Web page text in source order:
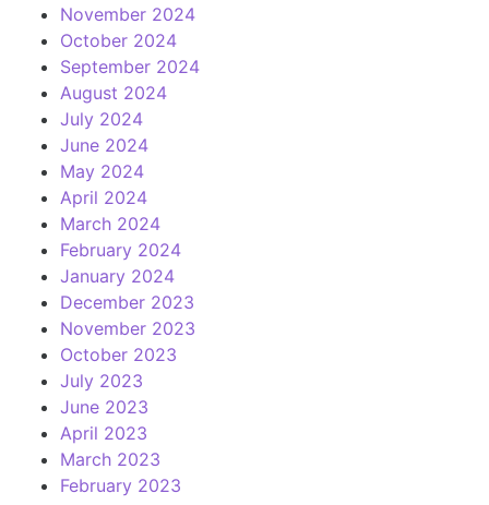
November 2024
October 2024
September 2024
August 2024
July 2024
June 2024
May 2024
April 2024
March 2024
February 2024
January 2024
December 2023
November 2023
October 2023
July 2023
June 2023
April 2023
March 2023
February 2023